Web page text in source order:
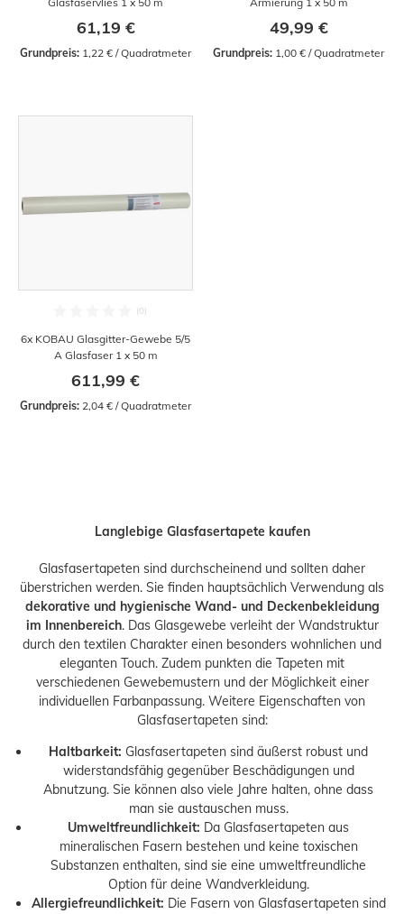
61,19 €
Grundpreis: 1,22 € / Quadratmeter
49,99 €
Grundpreis: 1,00 € / Quadratmeter
6x KOBAU Glasgitter-Gewebe 5/5
A Glasfaser 1 x 50 m
611,99 €
Grundpreis: 2,04 € / Quadratmeter
Langlebige Glasfasertapete kaufen
Glasfasertapeten sind durchscheinend und sollten daher
überstrichen werden. Sie finden hauptsächlich Verwendung als
dekorative und hygienische Wand- und Deckenbekleidung
im Innenbereich. Das Glasgewebe verleiht der Wandstruktur
durch den textilen Charakter einen besonders wohnlichen und
eleganten Touch. Zudem punkten die Tapeten mit
verschiedenen Gewebemustern und der Möglichkeit einer
individuellen Farbanpassung. Weitere Eigenschaften von
Glasfasertapeten sind:
Haltbarkeit: Glasfasertapeten sind äußerst robust und
widerstandsfähig gegenüber Beschädigungen und
Abnutzung. Sie können also viele Jahre halten, ohne dass
man sie austauschen muss.
Umweltfreundlichkeit: Da Glasfasertapeten aus
mineralischen Fasern bestehen und keine toxischen
Substanzen enthalten, sind sie eine umweltfreundliche
Option für deine Wandverkleidung.
Allergiefreundlichkeit: Die Fasern von Glasfasertapeten sind